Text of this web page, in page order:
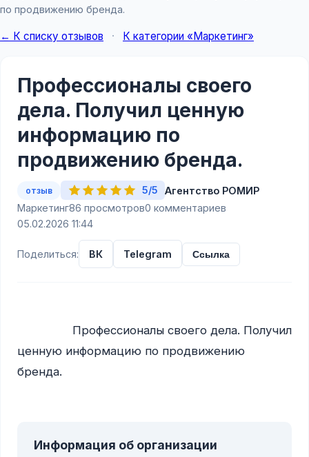
по продвижению бренда.
← К списку отзывов · К категории «Маркетинг»
Профессионалы своего
дела. Получил ценную
информацию по
продвижению бренда.
отзыв 5/5
Агентство РОМИР
Маркетинг86 просмотров0 комментариев
05.02.2026 11:44
Поделиться: ВК Telegram Ссылка
ценную информацию по продвижению
бренда.
Информация об организации